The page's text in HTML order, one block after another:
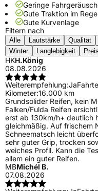
Geringe
Gute Traktion im
Gute Kurvenlage
Filtern nach
Alle Lautstärke Qualität
Winter
Langlebigkeit
HKH.König
08.08.2026
Weiterempfehlung:Ja
Kilometer:16.000 km
Grundsolider Reifen, kein
Falken/Fulda Reifen
erst ab 130km/h+ deutlich
gleichmäßig. Auf frischem
Schneematsch leicht
sehr guter Grip, trocken
weiches Profil. Kann die
allem ein guter Reifen.
MBMichél B.
07.08.2026